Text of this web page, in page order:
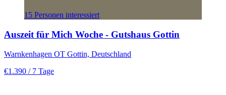
15 Personen interessiert
Auszeit für Mich Woche - Gutshaus Gottin
Warnkenhagen OT Gottin, Deutschland
€1.390 / 7 Tage